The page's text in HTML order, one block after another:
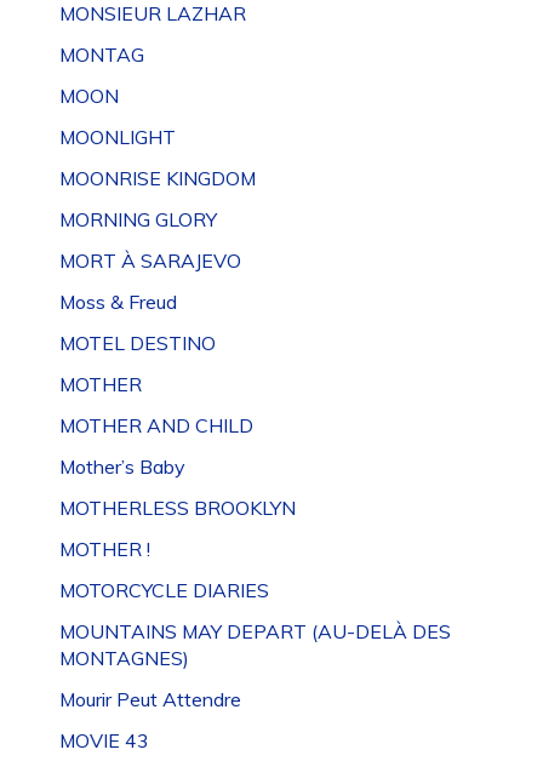
MONSIEUR LAZHAR
MONTAG
MOON
MOONLIGHT
MOONRISE KINGDOM
MORNING GLORY
MORT À SARAJEVO
Moss & Freud
MOTEL DESTINO
MOTHER
MOTHER AND CHILD
Mother’s Baby
MOTHERLESS BROOKLYN
MOTHER !
MOTORCYCLE DIARIES
MOUNTAINS MAY DEPART (AU-DELÀ DES
MONTAGNES)
Mourir Peut Attendre
MOVIE 43